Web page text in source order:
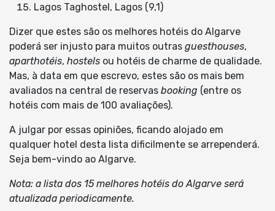
Lagos Taghostel, Lagos (9,1)
Dizer que estes são os melhores hotéis do Algarve
poderá ser injusto para muitos outras guesthouses,
aparthotéis, hostels ou hotéis de charme de qualidade.
Mas, à data em que escrevo, estes são os mais bem
avaliados na central de reservas booking (entre os
hotéis com mais de 100 avaliações).
A julgar por essas opiniões, ficando alojado em
qualquer hotel desta lista dificilmente se arrependerá.
Seja bem-vindo ao Algarve.
Nota: a lista dos 15 melhores hotéis do Algarve será
atualizada periodicamente.